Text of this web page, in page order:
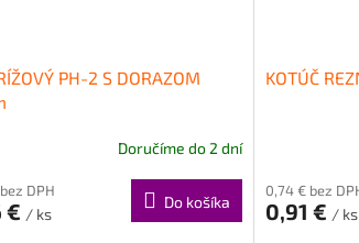
PH-2 S DORAZOM
Doručíme do 2 dní
DPH
€ / ks
Do košíka
KOTÚČ
0,74 € bez
0,91 € / ks